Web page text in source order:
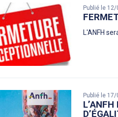
Publié le
L'ANFH
Publié le